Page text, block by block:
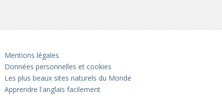
Mentions légales
Données personnelles et cookies
Les plus beaux sites naturels du Monde
Apprendre l'anglais facilement